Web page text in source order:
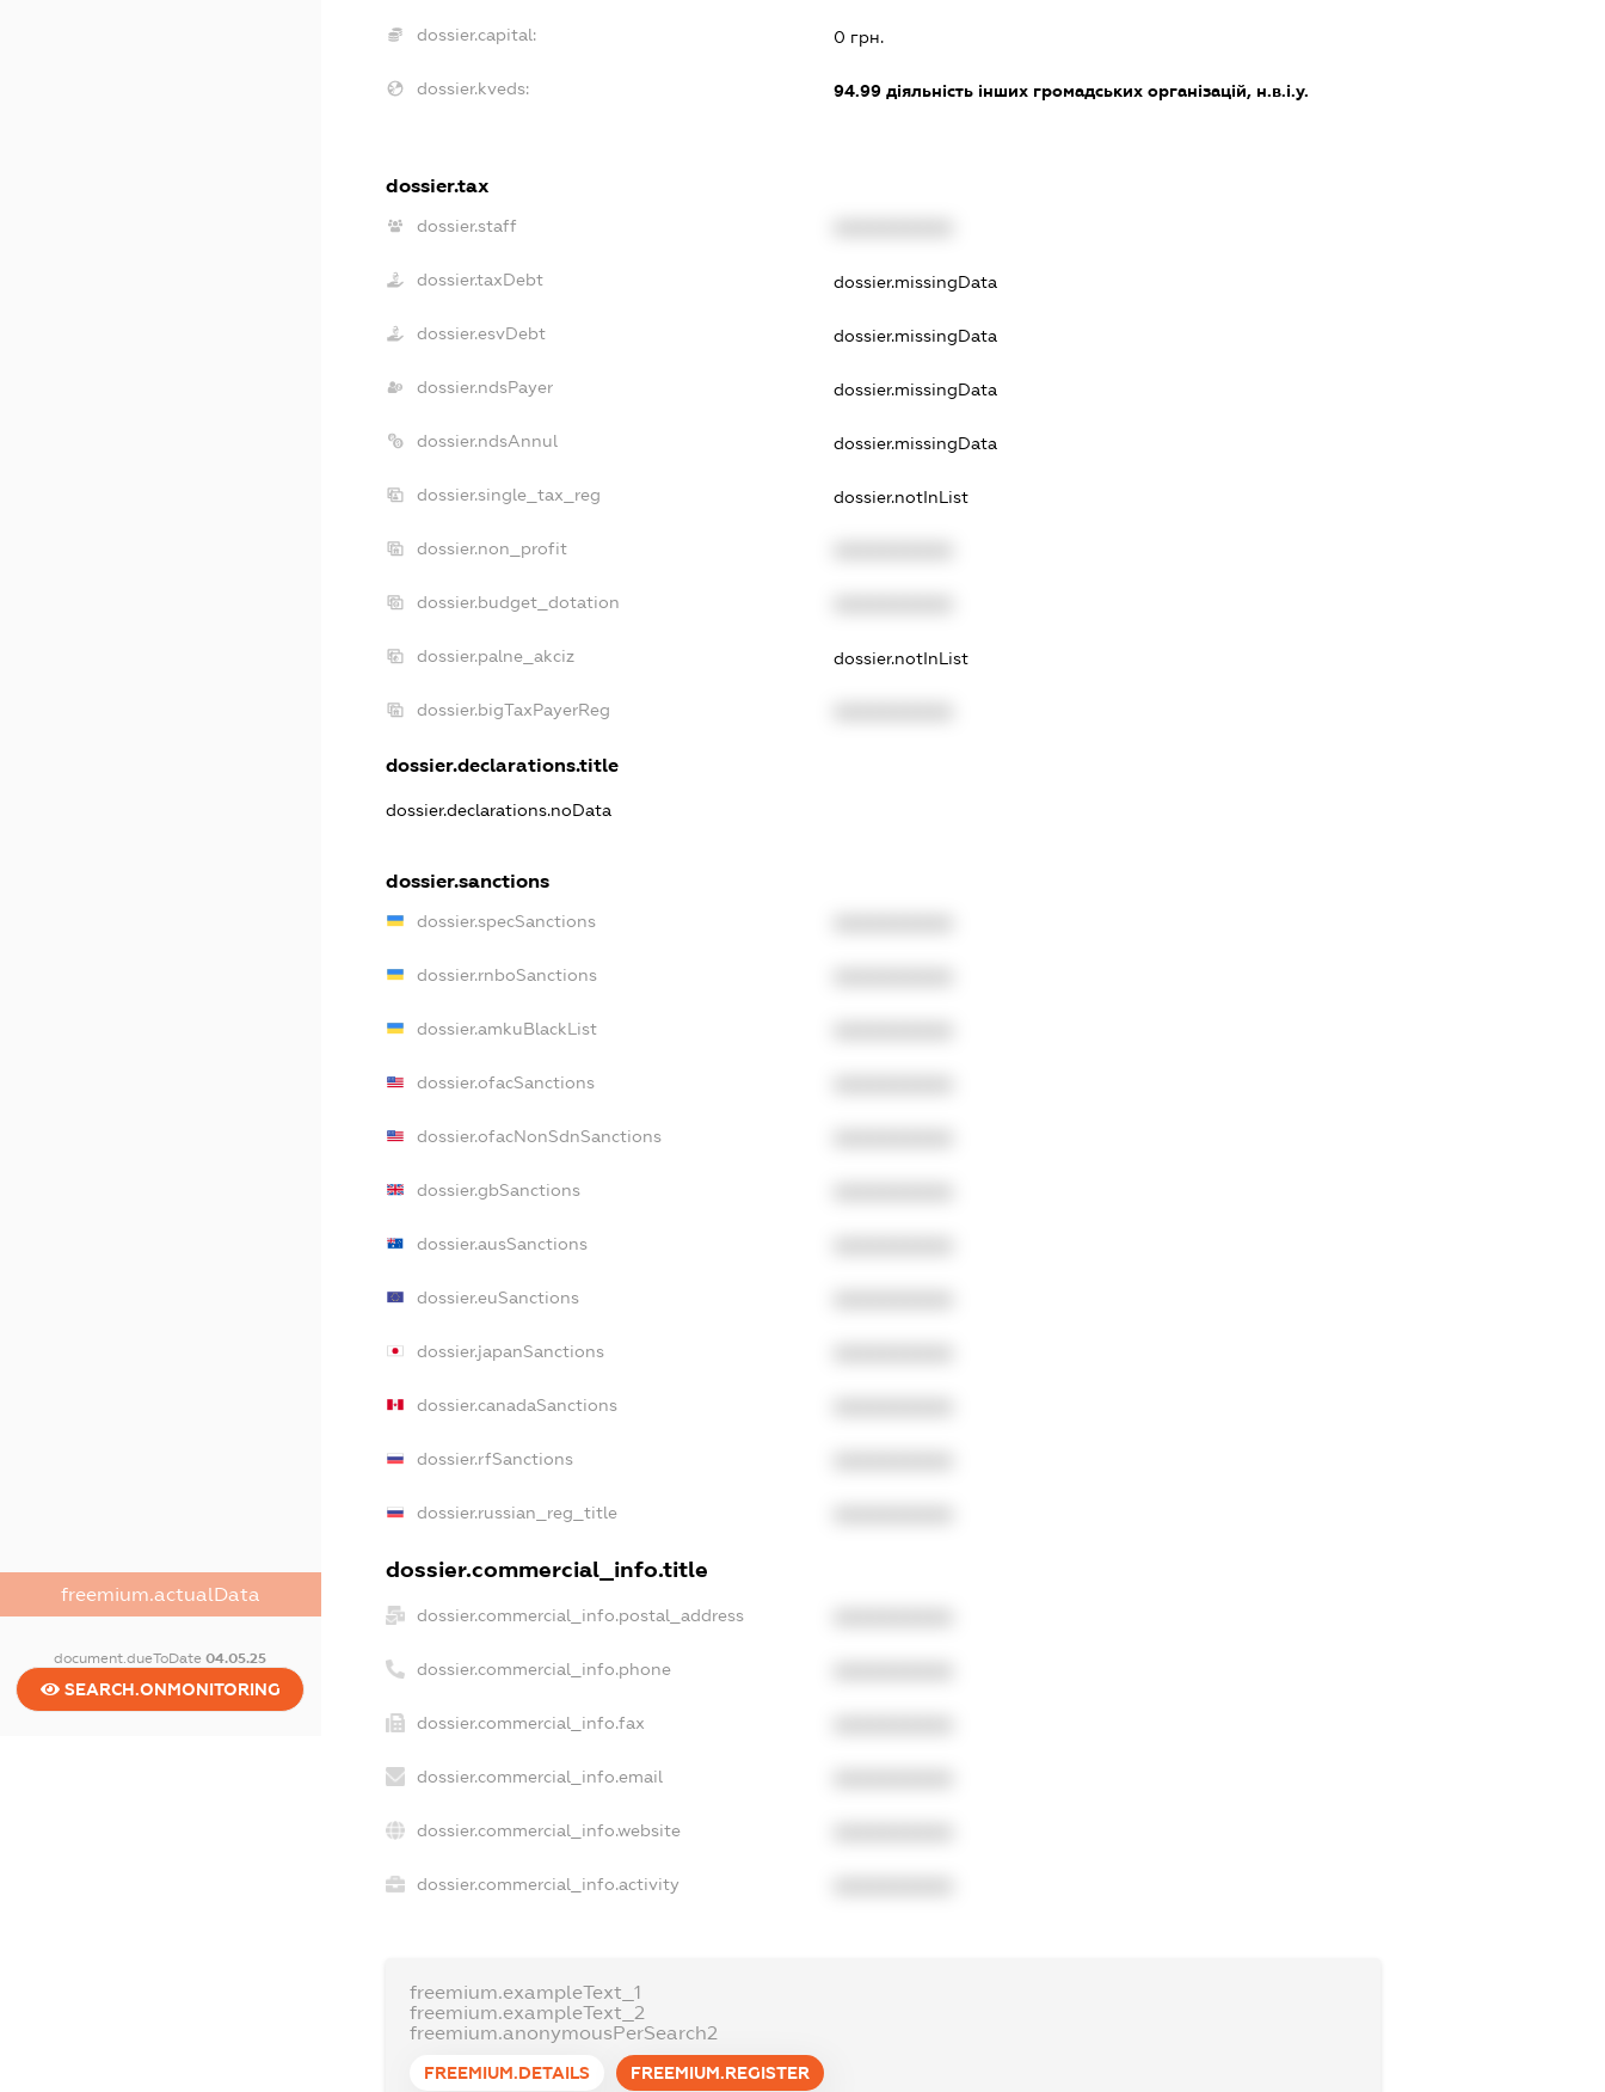
freemium.actualData
document.dueToDate04.05.25
SEARCH.ONMONITORING
dossier.capital: 0 грн.
dossier.kveds: 94.99діяльність інших громадських організацій, н.в.і.у.
dossier.tax
dossier.staff
dossier.taxDebt dossier.missingData
dossier.esvDebt dossier.missingData
dossier.ndsPayer dossier.missingData
dossier.ndsAnnul dossier.missingData
dossier.single_tax_reg dossier.notInList
dossier.non_profit
dossier.budget_dotation
dossier.palne_akciz dossier.notInList
dossier.bigTaxPayerReg
dossier.declarations.title
dossier.declarations.noData
dossier.sanctions
dossier.specSanctions
dossier.rnboSanctions
dossier.amkuBlackList
dossier.ofacSanctions
dossier.ofacNonSdnSanctions
dossier.gbSanctions
dossier.ausSanctions
dossier.euSanctions
dossier.japanSanctions
dossier.canadaSanctions
dossier.rfSanctions
dossier.russian_reg_title
dossier.commercial_info.title
dossier.commercial_info.postal_address
dossier.commercial_info.phone
dossier.commercial_info.fax
dossier.commercial_info.email
dossier.commercial_info.website
dossier.commercial_info.activity
freemium.exampleText_1
freemium.exampleText_2
freemium.anonymousPerSearch2
FREEMIUM.DETAILS FREEMIUM.REGISTER